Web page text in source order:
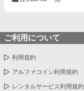
ご利用について
利用規約
アルファコイン利用規約
レンタルサービス利用規約